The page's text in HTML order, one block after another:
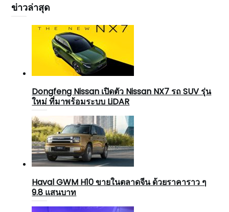
ข่าวล่าสุด
Dongfeng Nissan เปิดตัว Nissan NX7 รถ SUV รุ่น
ใหม่ ที่มาพร้อมระบบ LiDAR
Haval GWM H10 ขายในตลาดจีน ด้วยราคาราว ๆ
9.8 แสนบาท